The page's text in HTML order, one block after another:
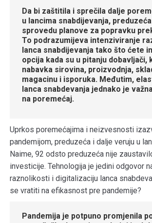
Da bi zaštitila i sprečila dalje
u lancima snabdijevanja,
sprovedu planove za popravku
To podrazumijeva intenziviranje
lanca snabdijevanja tako što ćete
opcija kada su u pitanju dobavljači,
nabavka sirovina, proizvodnja,
magacinu i isporuka. Međutim,
lanca snabdevanja jednako je
na poremećaj.
Uprkos poremećajima i neizvesnosti
pandemijom, preduzeća i dalje veruju u
Naime, 92 odsto preduzeća nije
investicije. Tehnologija je jedini odgovor
raznolikosti i digitalizaciju lanca
se vratiti na efikasnost pre pandemije?
Pandemija je potpuno promjenila